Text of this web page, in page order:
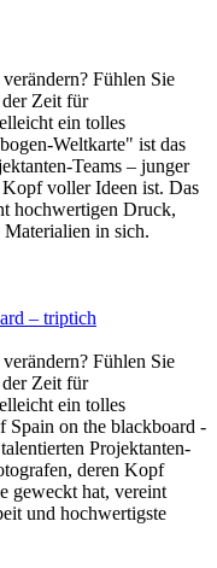
Fühlen Sie
der Zeit für
ein tolles
Weltkarte" ist das
Teams – junger
voller Ideen ist. Das
hochwertigen Druck,
in sich.
– triptich
Fühlen Sie
der Zeit für
ein tolles
on the blackboard -
Projektanten-
deren Kopf
geweckt hat, vereint
und hochwertigste